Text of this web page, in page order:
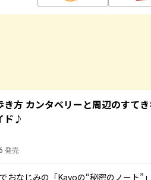
き方 カンタベリーと周辺のすて
ド♪
発売
おなじみの「Kayoの“秘密のノート”